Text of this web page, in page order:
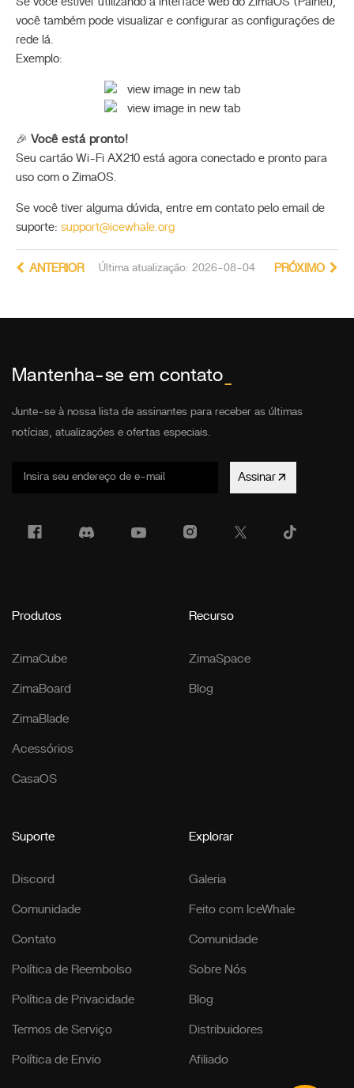
você também pode visualizar e configurar as configurações de
rede lá.
Exemplo:
🎉 Você está pronto!
Seu cartão Wi-Fi AX210 está agora conectado e pronto para
uso com o ZimaOS.
Se você tiver alguma dúvida, entre em contato pelo email de
suporte: support@icewhale.org
Última atualização: 2026-08-04
ANTERIOR PRÓXIMO
Mantenha-se em contato
Junte-se à nossa lista de assinantes para receber as últimas
notícias, atualizações e ofertas especiais.
Assinar
Produtos
ZimaCube
ZimaBoard
ZimaBlade
Acessórios
CasaOS
Recurso
ZimaSpace
Blog
Suporte
Discord
Comunidade
Contato
Política de Reembolso
Política de Privacidade
Termos de Serviço
Política de Envio
Explorar
Galeria
Feito com IceWhale
Comunidade
Sobre Nós
Blog
Distribuidores
Afiliado